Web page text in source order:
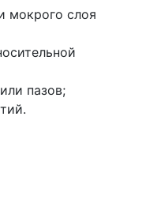
мокрого слоя
пазов;